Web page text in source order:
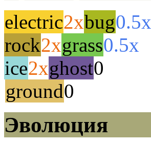
electric2xbug0.5x
rock2xgrass0.5x
ice2xghost0
ground0
Эволюция